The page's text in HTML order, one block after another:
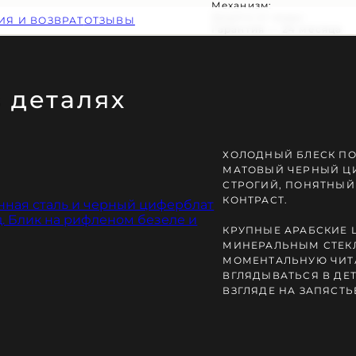
Механизм:
И ВОЗВРАТОТЗЫВЫ
деталях
ХОЛОДНЫЙ БЛЕСК
МАТОВЫЙ ЧЕРНЫЙ
СТРОГИЙ, ПОНЯТНЫЙ
КОНТРАСТ.
КРУПНЫЕ
МИНЕРАЛЬНЫМ
МОМЕНТАЛЬНУЮ
ВГЛЯДЫВАТЬСЯ В
ВЗГЛЯДЕ НА